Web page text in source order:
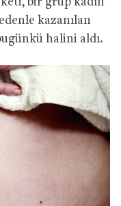
kazanılan
halini aldı.